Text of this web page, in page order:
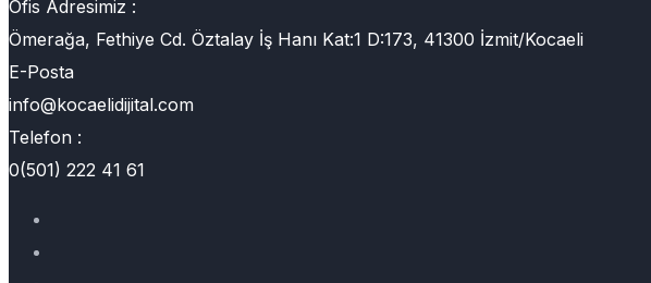
Ofis Adresimiz :
Ömerağa, Fethiye Cd. Öztalay İş Hanı Kat:1 D:173, 41300 İzmit/Kocaeli
E-Posta
info@kocaelidijital.com
Telefon :
0(501) 222 41 61